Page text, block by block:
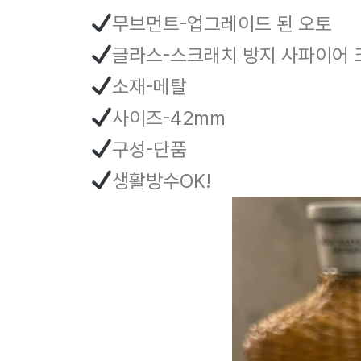
무브먼트-업그레이드 된 오토
글라스-스크래치 방지 사파이어
소재-메탈
사이즈-42mm
구성-단품
생활방수OK!